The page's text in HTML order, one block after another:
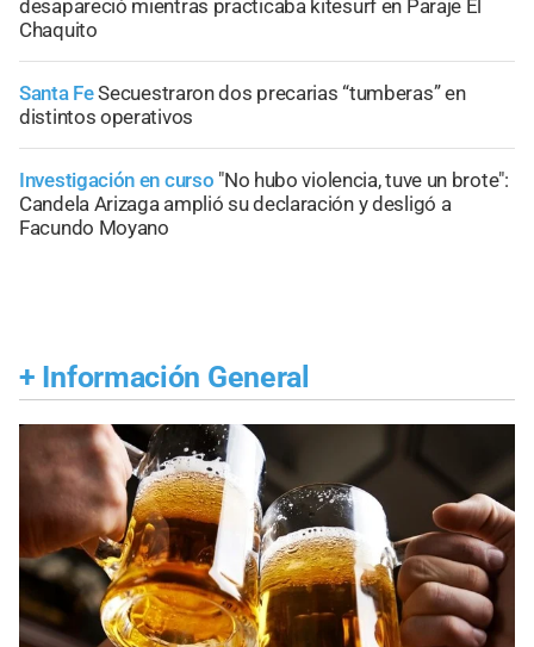
desapareció mientras practicaba kitesurf en Paraje El
Chaquito
Santa FeSecuestraron dos precarias “tumberas” en
distintos operativos
Investigación en curso "No hubo violencia, tuve un brote":
Candela Arizaga amplió su declaración y desligó a
Facundo Moyano
+ Información General